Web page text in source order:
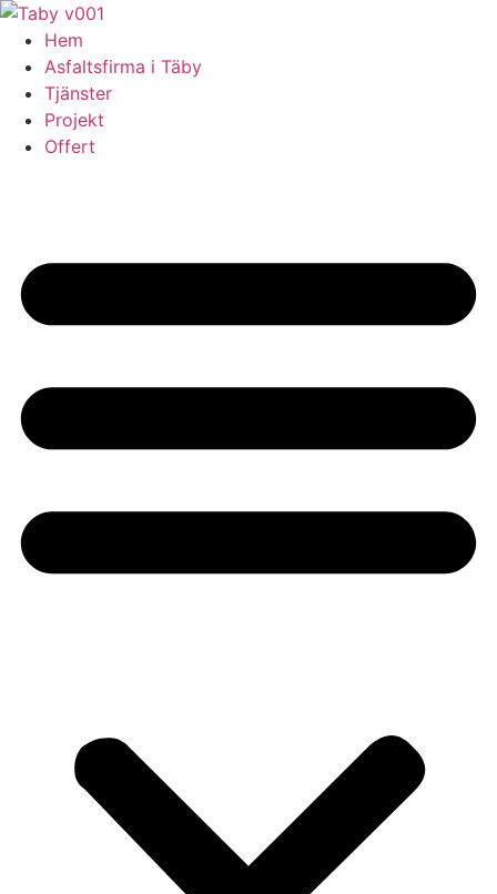
Skip
content
Hem
Asfaltsfirma i Täby
Tjänster
Projekt
Offert